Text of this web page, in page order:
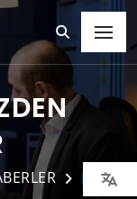
Detay